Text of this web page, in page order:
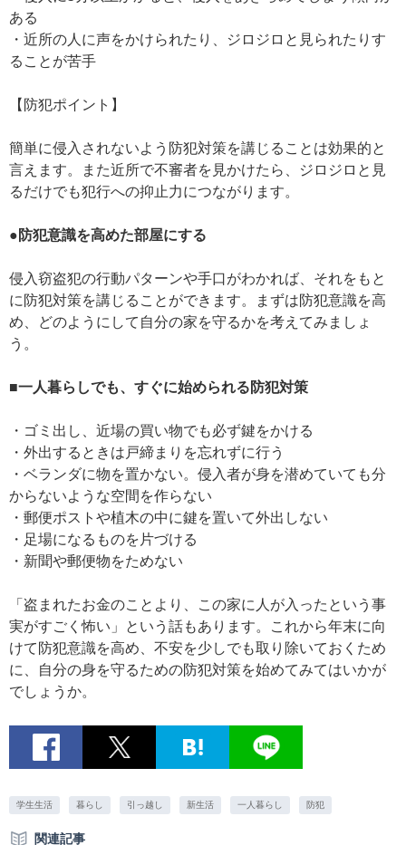
ある
・近所の人に声をかけられたり、ジロジロと見られたりす
ることが苦手
【防犯ポイント】
簡単に侵入されないよう防犯対策を講じることは効果的と
言えます。また近所で不審者を見かけたら、ジロジロと見
るだけでも犯行への抑止力につながります。
●防犯意識を高めた部屋にする
侵入窃盗犯の行動パターンや手口がわかれば、それをもと
に防犯対策を講じることができます。まずは防犯意識を高
め、どのようにして自分の家を守るかを考えてみましょ
う。
■一人暮らしでも、すぐに始められる防犯対策
・ゴミ出し、近場の買い物でも必ず鍵をかける
・外出するときは戸締まりを忘れずに行う
・ベランダに物を置かない。侵入者が身を潜めていても分
からないような空間を作らない
・郵便ポストや植木の中に鍵を置いて外出しない
・足場になるものを片づける
・新聞や郵便物をためない
「盗まれたお金のことより、この家に人が入ったという事
実がすごく怖い」という話もあります。これから年末に向
けて防犯意識を高め、不安を少しでも取り除いておくため
に、自分の身を守るための防犯対策を始めてみてはいかが
でしょうか。
学生生活 暮らし 引っ越し 新生活 一人暮らし 防犯
関連記事